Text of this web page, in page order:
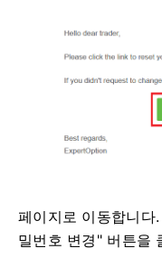
페이지로 이동합니다
밀번호 변경" 버튼을